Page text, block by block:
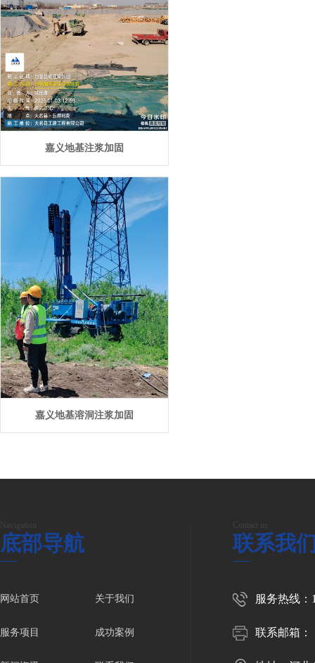
嘉义地基注浆加固
嘉义地基溶洞注浆加固
底部导航
网站首页 关于我们
服务项目 成功案例
联系我
服务热线：
联系邮箱：